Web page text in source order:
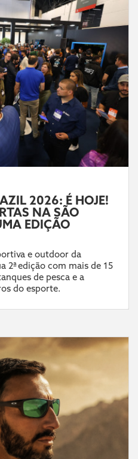
2026: É HOJE!
NA SÃO
EDIÇÃO
e outdoor da
2ª edição com mais de 15
de pesca e a
do esporte.